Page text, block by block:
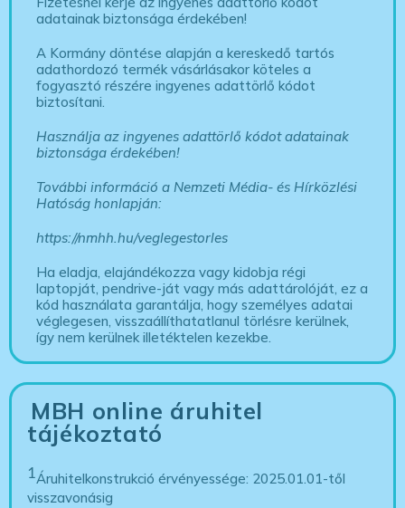
adatainak biztonsága érdekében!
A Kormány döntése alapján a kereskedő tartós
adathordozó termék vásárlásakor köteles a
fogyasztó részére ingyenes adattörlő kódot
biztosítani.
Használja az ingyenes adattörlő kódot adatainak
biztonsága érdekében!
További információ a Nemzeti Média- és Hírközlési
Hatóság honlapján:
https://nmhh.hu/veglegestorles
Ha eladja, elajándékozza vagy kidobja régi
laptopját, pendrive-ját vagy más adattárolóját, ez a
kód használata garantálja, hogy személyes adatai
véglegesen, visszaállíthatatlanul törlésre kerülnek,
így nem kerülnek illetéktelen kezekbe.
MBH online áruhitel
tájékoztató
1Áruhitelkonstrukció érvényessége: 2025.01.01-től
visszavonásig